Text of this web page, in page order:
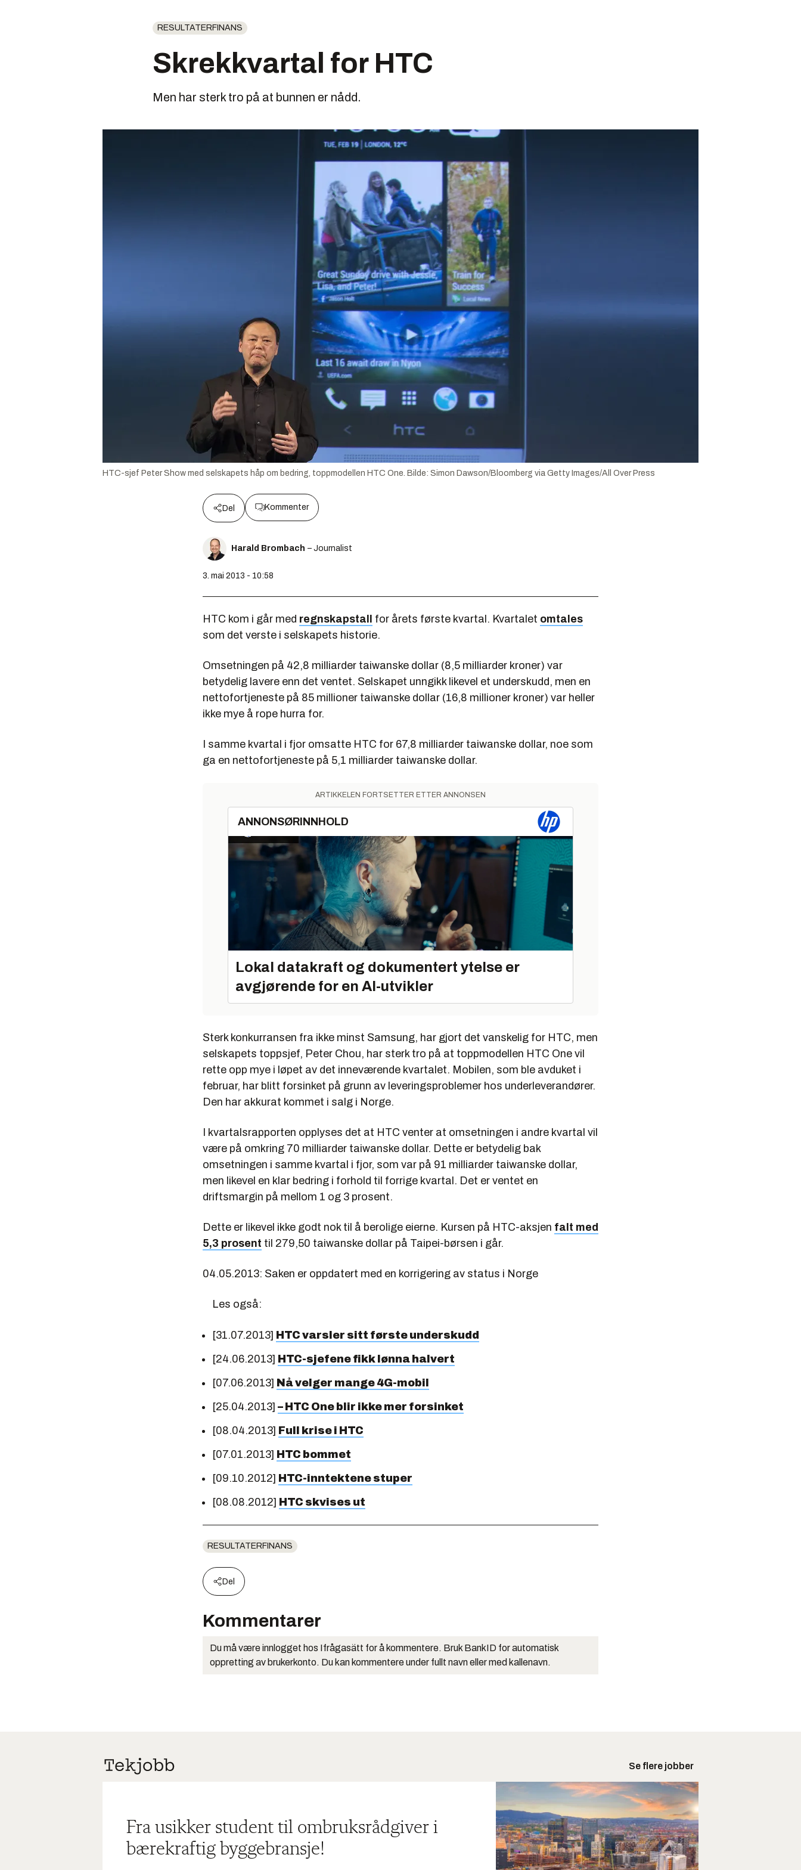
RESULTATERFINANS
Skrekkvartal for HTC
Men har sterk tro på at bunnen er nådd.
HTC-sjef Peter Show med selskapets håp om bedring, toppmodellen HTC One. Bilde: Simon Dawson/Bloomberg via Getty Images/All Over Press
Del Kommenter
Harald Brombach – Journalist
3. mai 2013 - 10:58
HTC kom i går med regnskapstall for årets første kvartal. Kvartalet omtales
som det verste i selskapets historie.
Omsetningen på 42,8 milliarder taiwanske dollar (8,5 milliarder kroner) var
betydelig lavere enn det ventet. Selskapet unngikk likevel et underskudd, men en
nettofortjeneste på 85 millioner taiwanske dollar (16,8 millioner kroner) var heller
ikke mye å rope hurra for.
I samme kvartal i fjor omsatte HTC for 67,8 milliarder taiwanske dollar, noe som
ga en nettofortjeneste på 5,1 milliarder taiwanske dollar.
ARTIKKELEN FORTSETTER ETTER ANNONSEN
ANNONSØRINNHOLD
Lokal datakraft og dokumentert ytelse er
avgjørende for en AI-utvikler
Sterk konkurransen fra ikke minst Samsung, har gjort det vanskelig for HTC, men
selskapets toppsjef, Peter Chou, har sterk tro på at toppmodellen HTC One vil
rette opp mye i løpet av det inneværende kvartalet. Mobilen, som ble avduket i
februar, har blitt forsinket på grunn av leveringsproblemer hos underleverandører.
Den har akkurat kommet i salg i Norge.
I kvartalsrapporten opplyses det at HTC venter at omsetningen i andre kvartal vil
være på omkring 70 milliarder taiwanske dollar. Dette er betydelig bak
omsetningen i samme kvartal i fjor, som var på 91 milliarder taiwanske dollar,
men likevel en klar bedring i forhold til forrige kvartal. Det er ventet en
driftsmargin på mellom 1 og 3 prosent.
Dette er likevel ikke godt nok til å berolige eierne. Kursen på HTC-aksjen falt med
5,3 prosent til 279,50 taiwanske dollar på Taipei-børsen i går.
04.05.2013: Saken er oppdatert med en korrigering av status i Norge
Les også:
[31.07.2013] HTC varsler sitt første underskudd
[24.06.2013] HTC-sjefene fikk lønna halvert
[07.06.2013] Nå velger mange 4G-mobil
[25.04.2013] – HTC One blir ikke mer forsinket
[08.04.2013] Full krise i HTC
[07.01.2013] HTC bommet
[09.10.2012] HTC-inntektene stuper
[08.08.2012] HTC skvises ut
RESULTATERFINANS
Del
Kommentarer
Du må være innlogget hos Ifrågasätt for å kommentere. Bruk BankID for automatisk
oppretting av brukerkonto. Du kan kommentere under fullt navn eller med kallenavn.
Se flere jobber
Fra usikker student til ombruksrådgiver i
bærekraftig byggebransje!